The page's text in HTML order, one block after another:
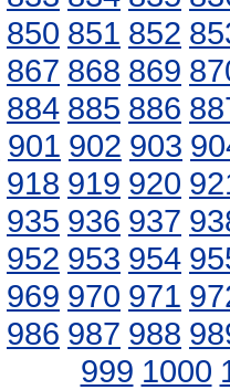
850 851 852
867 868 869
884 885 886
901 902 903
918 919 920
935 936 937
952 953 954
969 970 971
986 987 988
999 1000